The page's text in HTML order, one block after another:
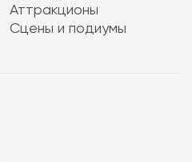
Аттракционы
Сцены и подиумы